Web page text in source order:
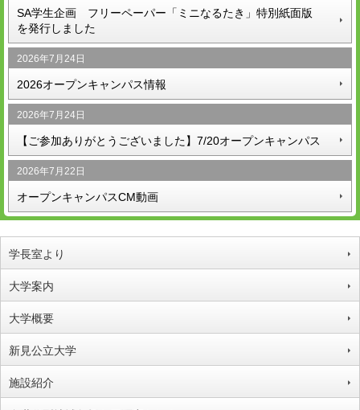
学長室より
大学案内
大学概要
新見公立大学
施設紹介
SA学生企画 フリーペーパー「ミニなるたき」特別紙面版
を発行しました
2026年7月24日
2026オープンキャンパス情報
2026年7月24日
【ご参加ありがとうございました】7/20オープンキャンパス
2026年7月22日
オープンキャンパスCM動画